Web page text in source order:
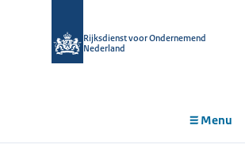
Rijksdienst voor Ondernemend
Nederland
Menu